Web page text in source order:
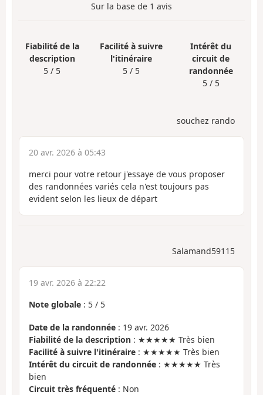
Sur la base de 1 avis
Fiabilité de la
description
5 / 5
Facilité à suivre
l'itinéraire
5 / 5
Intérêt du
circuit de
randonnée
5 / 5
souchez rando
20 avr. 2026 à 05:43
merci pour votre retour j'essaye de vous proposer
des randonnées variés cela n'est toujours pas
evident selon les lieux de départ
Salamand59115
19 avr. 2026 à 22:22
Note globale : 5 / 5
Date de la randonnée : 19 avr. 2026
Fiabilité de la description : ★★★★★ Très bien
Facilité à suivre l'itinéraire : ★★★★★ Très bien
Intérêt du circuit de randonnée : ★★★★★ Très
bien
Circuit très fréquenté : Non